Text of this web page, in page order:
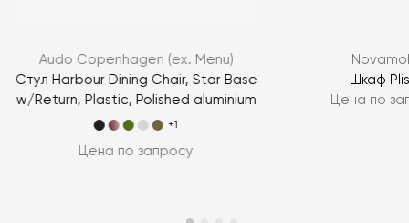
Audo Copenhagen (ex. Menu)
Стул Harbour Dining Chair, Star Base
w/Return, Plastic, Polished aluminium
+1
Цена по запросу
Шкаф
Цена по